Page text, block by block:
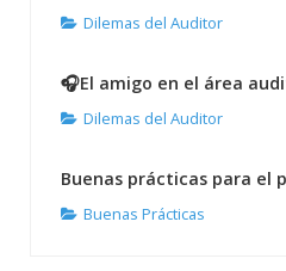
Dilemas del Auditor
🎧El amigo en el área
Dilemas del Auditor
Buenas prácticas para el
Buenas Prácticas